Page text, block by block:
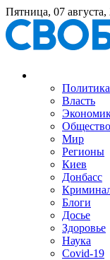
Пятница, 07 августа,
Политика
Власть
Общество
Мир
Регионы
Киев
Донбасс
Блоги
Досье
Здоровье
Наука
Covid-19